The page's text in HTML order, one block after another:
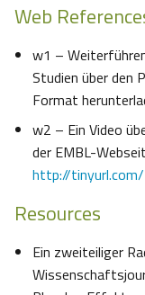
Web
w1 –
Studien über den
Format
w2 – Ein Video
der EMBL-
http://
Resources
Ein zweiteiliger